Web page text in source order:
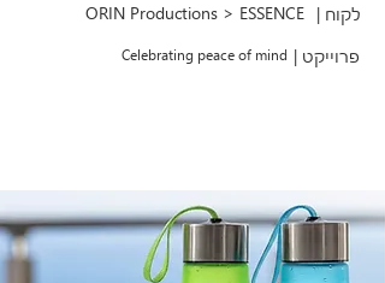
ORIN Productions > ESSENCE לקוח |
Celebrating peace of mind פרוייקט |